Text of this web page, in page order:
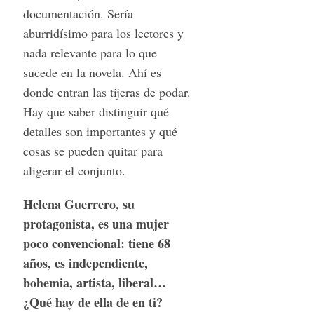
documentación. Sería
aburridísimo para los lectores y
nada relevante para lo que
sucede en la novela. Ahí es
donde entran las tijeras de podar.
Hay que saber distinguir qué
detalles son importantes y qué
cosas se pueden quitar para
aligerar el conjunto.
Helena Guerrero, su
protagonista, es una mujer
poco convencional: tiene 68
años, es independiente,
bohemia, artista, liberal…
¿Qué hay de ella de en ti?